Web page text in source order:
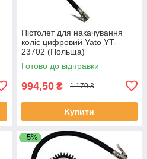
Пістолет для накачування
коліс цифровий Yato YT-
23702 (Польща)
Готово до відправки
994,50 ₴ 1 170 ₴
Купити
–5%